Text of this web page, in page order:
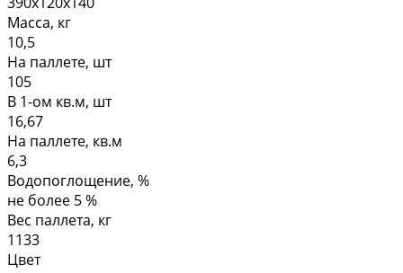
Масса, кг
10,5
На паллете, шт
105
В 1-ом кв.м, шт
16,67
На паллете, кв.м
6,3
Водопоглощение, %
не более 5 %
Вес паллета, кг
1133
Цвет